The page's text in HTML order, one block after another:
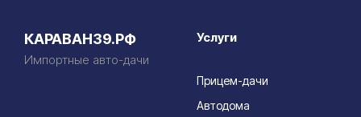
КАРАВАН39.РФ
Импортные авто-дачи
Услуги
Прицем-дачи
Автодома